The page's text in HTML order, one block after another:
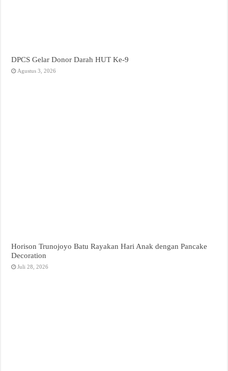
DPCS Gelar Donor Darah HUT Ke-9
Agustus 3, 2026
Horison Trunojoyo Batu Rayakan Hari Anak dengan Pancake
Decoration
Juli 28, 2026